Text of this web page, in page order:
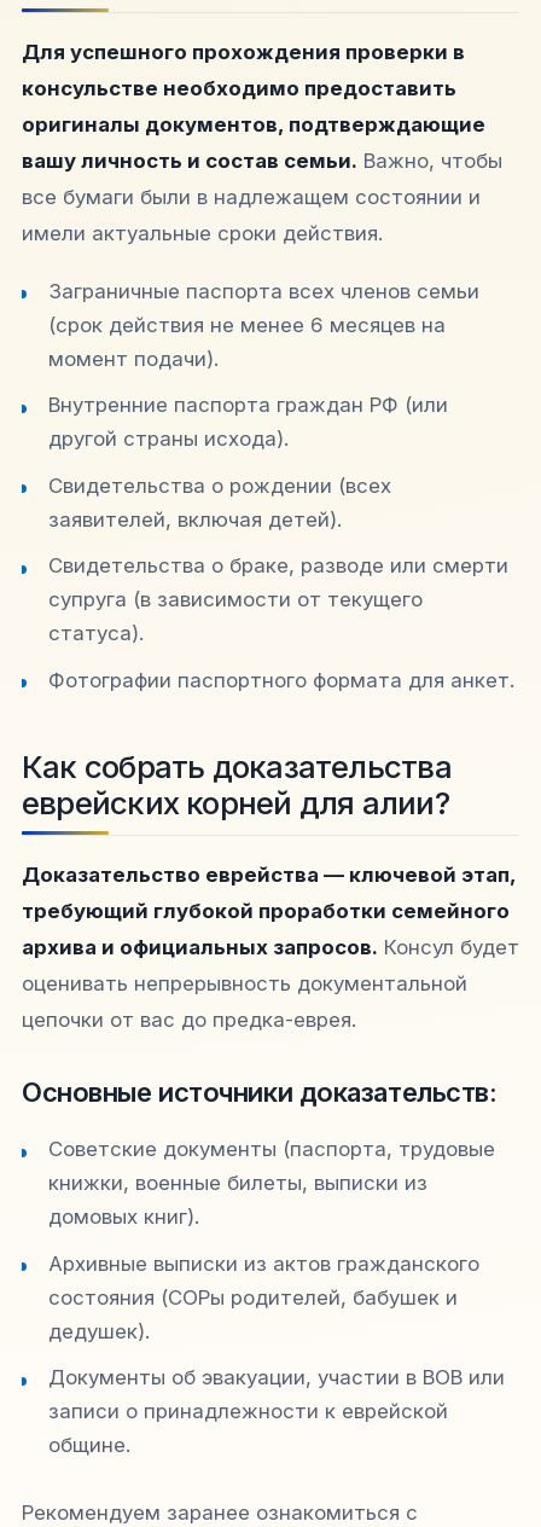
Для успешного прохождения проверки в
консульстве необходимо предоставить
оригиналы документов, подтверждающие
вашу личность и состав семьи. Важно, чтобы
все бумаги были в надлежащем состоянии и
имели актуальные сроки действия.
Заграничные паспорта всех членов семьи
(срок действия не менее 6 месяцев на
момент подачи).
Внутренние паспорта граждан РФ (или
другой страны исхода).
Свидетельства о рождении (всех
заявителей, включая детей).
Свидетельства о браке, разводе или смерти
супруга (в зависимости от текущего
статуса).
Фотографии паспортного формата для анкет.
Как собрать доказательства
еврейских корней для алии?
Доказательство еврейства — ключевой этап,
требующий глубокой проработки семейного
архива и официальных запросов. Консул будет
оценивать непрерывность документальной
цепочки от вас до предка-еврея.
Основные источники доказательств:
Советские документы (паспорта, трудовые
книжки, военные билеты, выписки из
домовых книг).
Архивные выписки из актов гражданского
состояния (СОРы родителей, бабушек и
дедушек).
Документы об эвакуации, участии в ВОВ или
записи о принадлежности к еврейской
общине.
Рекомендуем заранее ознакомиться с